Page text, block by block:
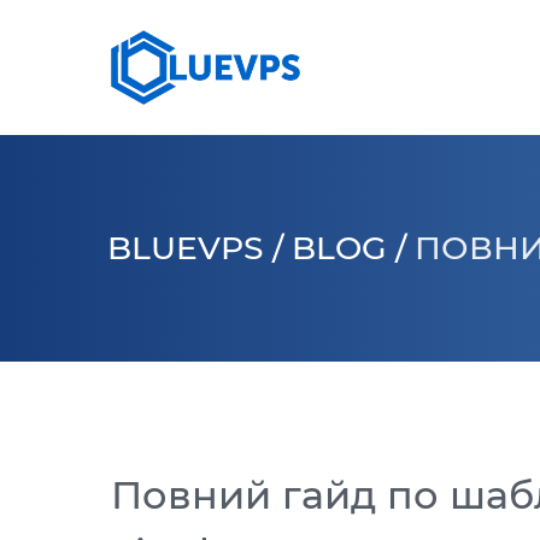
VPS США >
BLUEVPS / BLOG /
Повний гайд по